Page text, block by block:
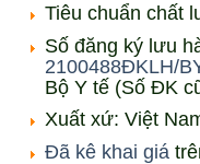
Tiêu chuẩn chất
Số đăng ký lưu
2100488ĐKLH/
Bộ Y tế (Số ĐK
Xuất xứ: Việt
Đã kê khai giá